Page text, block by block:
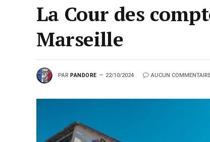
La Cour des
Marseille
PAR PANDORE 22/10/2024 AUCUN